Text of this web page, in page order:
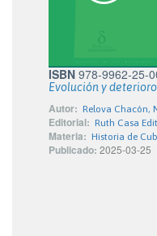
ISBN 978-9962-25-
Evolución y
Autor: Relova Chacón,
Editorial: Ruth Casa
Materia: Historia de
Publicado: 2025-03-25